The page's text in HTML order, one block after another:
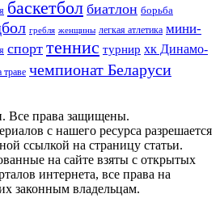
баскетбол биатлон борьба
гребля женщины легкая атлетика мини-
спорт теннис турнир хк Динамо-
траве чемпионат Беларуси
Все права защищены.
с нашего ресурса разрешается
ссылкой на страницу статьи.
на сайте взяты с открытых
интернета, все права на
законным владельцам.